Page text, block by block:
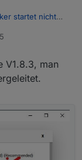
startet nicht
51869/installatio
etwas anders
V1.8.3, man